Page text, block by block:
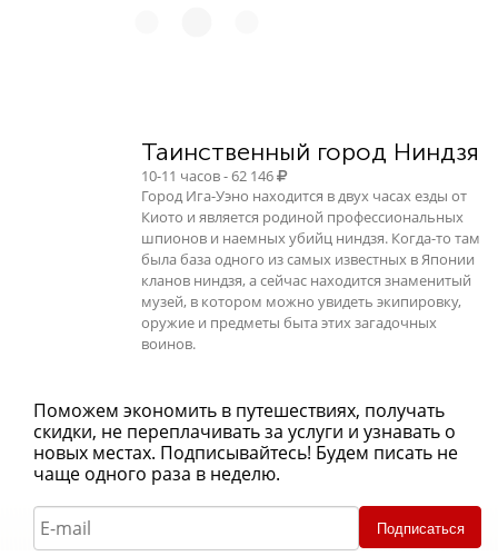
Таинственный город Ниндзя
10-11 часов - 62 146
Город Ига-Уэно находится в двух часах езды от
Киото и является родиной профессиональных
шпионов и наемных убийц ниндзя. Когда-то там
была база одного из самых известных в Японии
кланов ниндзя, а сейчас находится знаменитый
музей, в котором можно увидеть экипировку,
оружие и предметы быта этих загадочных
воинов.
Поможем экономить в путешествиях, получать
скидки, не переплачивать за услуги и узнавать о
новых местах. Подписывайтесь! Будем писать не
чаще одного раза в неделю.
Подписаться